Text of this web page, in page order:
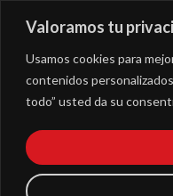
Valoramos tu
Usamos cookies para
contenidos
todo” usted da su
DE